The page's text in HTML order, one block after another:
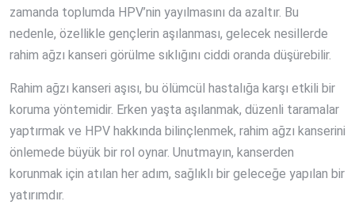
zamanda toplumda HPV’nin yayılmasını da azaltır. Bu
nedenle, özellikle gençlerin aşılanması, gelecek nesillerde
rahim ağzı kanseri görülme sıklığını ciddi oranda düşürebilir.
Rahim ağzı kanseri aşısı, bu ölümcül hastalığa karşı etkili bir
koruma yöntemidir. Erken yaşta aşılanmak, düzenli taramalar
yaptırmak ve HPV hakkında bilinçlenmek, rahim ağzı kanserini
önlemede büyük bir rol oynar. Unutmayın, kanserden
korunmak için atılan her adım, sağlıklı bir geleceğe yapılan bir
yatırımdır.